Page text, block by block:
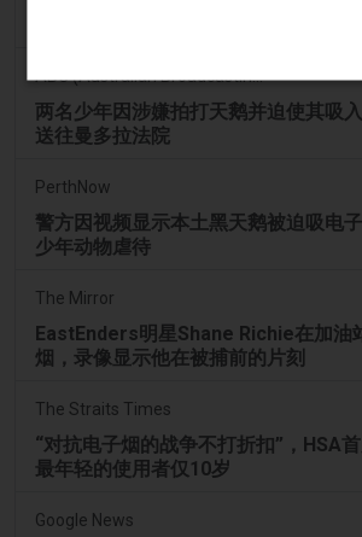
ABC (Australian Broadcasting Corporation)
两名少年因涉嫌拍打天鹅并迫使其吸
送往曼多拉法院
PerthNow
警方因视频显示本土黑天鹅被迫吸电
少年动物虐待
The Mirror
EastEnders明星Shane Richie在加油
烟，录像显示他在被捕前的片刻
The Straits Times
“对抗电子烟的战争不打折扣”，HSA
最年轻的使用者仅10岁
Google News